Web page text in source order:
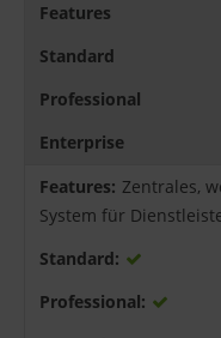
Features
Standard
Professional
Enterprise
Zentrales,
System für